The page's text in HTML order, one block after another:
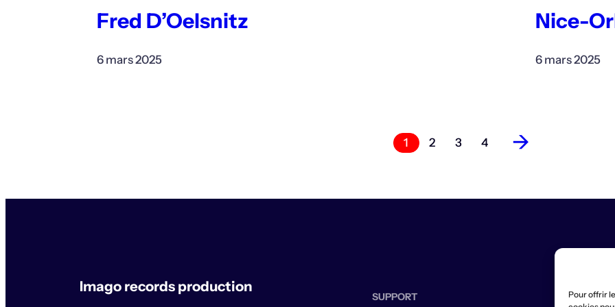
Pour offrir
Fred D’Oelsnitz
6 mars 2025
Nice-
6 mars 2025
1 2 3 4 →
Imago records production
SUPPORT